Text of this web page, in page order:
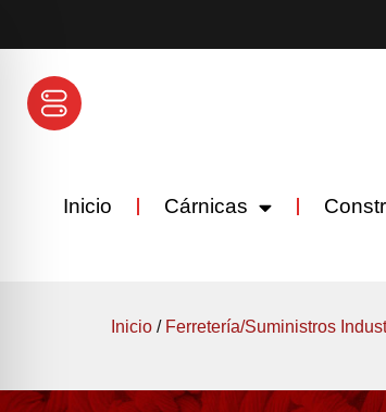
Inicio Cárnicas
Inicio / Ferretería/Suministros